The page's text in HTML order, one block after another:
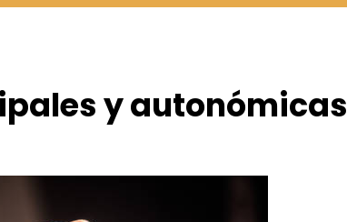
y autonómicas